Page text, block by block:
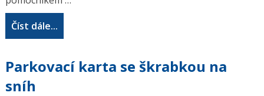
Číst dále...
Parkovací karta se škrabkou na
sníh